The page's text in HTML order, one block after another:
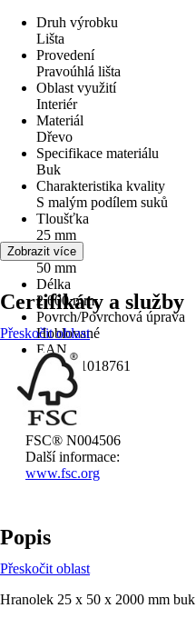
Druh výrobku
Lišta
Provedení
Pravoúhlá lišta
Oblast využití
Interiér
Materiál
Dřevo
Specifikace materiálu
Buk
Charakteristika kvality
S malým podílem suků
Tloušťka
25 mm
Šířka
50 mm
Délka
2 000 mm
Povrch/Povrchová úprava
Hoblované
EAN
8595101018761
Zobrazit více
Certifikáty a služby
Přeskočit oblast
FSC® N004506
Další informace:
www.fsc.org
Popis
Přeskočit oblast
Hranolek 25 x 50 x 2000 mm buk